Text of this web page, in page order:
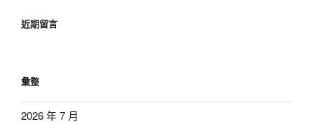
近期留言
彙整
2026 年 7 月